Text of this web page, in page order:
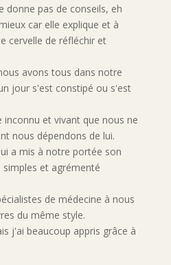
donne pas de conseils, eh
car elle explique et à
cervelle de réfléchir et
avons tous dans notre
jour s'est constipé ou s'est
inconnu et vivant que nous ne
nous dépendons de lui.
a mis à notre portée son
et agrémenté
de médecine à nous
du même style.
j'ai beaucoup appris grâce à